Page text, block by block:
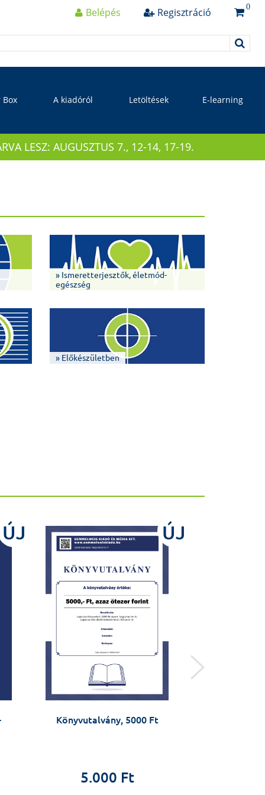
Belépés Regisztráció 0
Box A kiadóról Letöltések E-learning
LESZ: AUGUSZTUS 7., 12-14, 17-19.
» Ismeretterjesztők, életmód-
egészség
» Előkészületben
ÚJ ÚJ
Könyvutalvány, 5000 Ft
5.000 Ft